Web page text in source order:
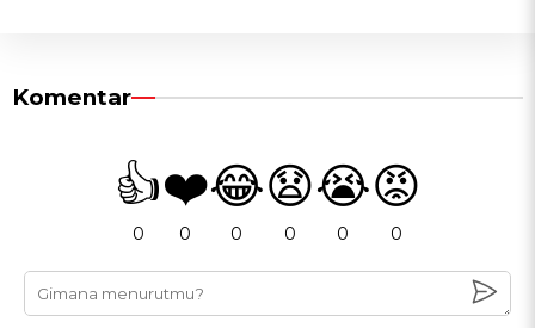
Komentar
👍
0
❤️
0
😂
0
😧
0
😭
0
😡
0